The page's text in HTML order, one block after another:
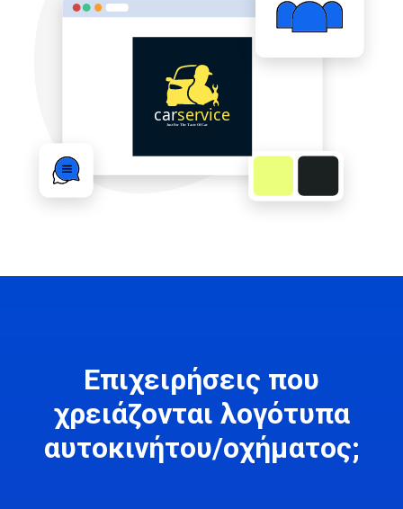
Επιχειρήσεις που
χρειάζονται λογότυπα
αυτοκινήτου/οχήματος;